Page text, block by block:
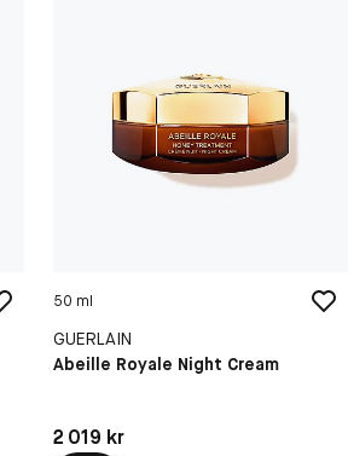
50 ml
GUERLAIN
Abeille Royale Night Cream
Pris: 2 019 kr
2 019 kr